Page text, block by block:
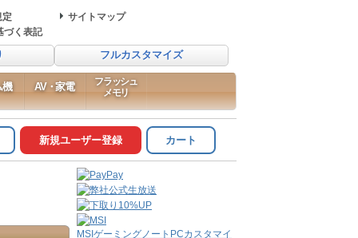
定
サイトマップ
づく表記
フルカスタマイズ
機 AV・家電
フラッシュ
メモリ
新規ユーザー登録 カート
MSIゲーミングノートPCカスタマイ